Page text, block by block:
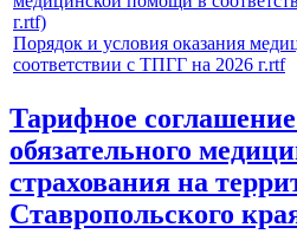
Порядок и условия оказания
соответствии с ТПГГ на 2026 г.rtf
Тарифное
обязательного
страхования на
Ставропольского